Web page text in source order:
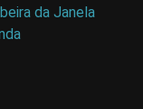
da Janela